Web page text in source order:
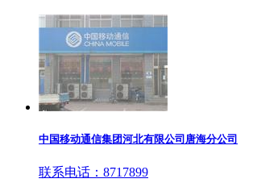
中国移动通信集团河北有限公司唐海分公司
联系电话：8717899